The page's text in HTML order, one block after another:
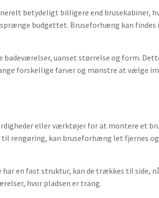
betydeligt billigere end brusekabiner,
budgettet. Bruseforhæng kan findes
uanset størrelse og form.
forskellige farver og mønstre at vælge
eller værktøjer for at montere et
rengøring, kan bruseforhæng let fjernes og
en fast struktur, kan de trækkes til side,
hvor pladsen er trang.